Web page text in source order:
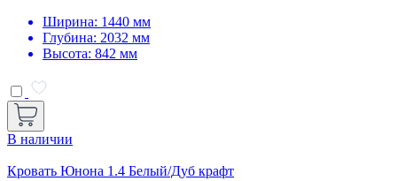
Ширина: 1440 мм
Глубина: 2032 мм
Высота: 842 мм
В наличии
Кровать Юнона 1.4 Белый/Дуб крафт